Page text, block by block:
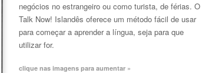
negócios no estrangeiro ou como turista, de férias. O
Talk Now! Islandês oferece um método fácil de usar
para começar a aprender a língua, seja para que
utilizar for.
clique nas imagens para aumentar »